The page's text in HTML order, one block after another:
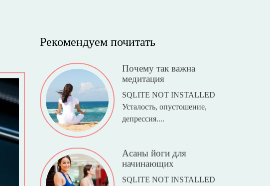
Рекомендуем почитать
Почему так важна
медитация
SQLITE NOT INSTALLED
Усталость, опустошение,
депрессия....
Асаны йоги для
начинающих
SQLITE NOT INSTALLED